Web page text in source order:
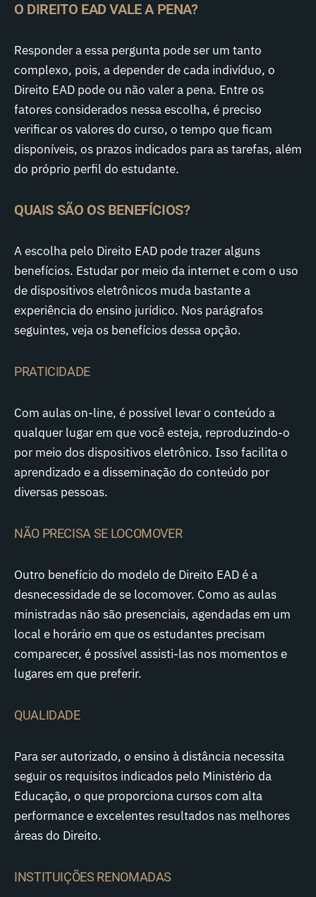
O DIREITO EAD VALE A PENA?
Responder a essa pergunta pode ser um tanto
complexo, pois, a depender de cada indivíduo, o
Direito EAD pode ou não valer a pena. Entre os
fatores considerados nessa escolha, é preciso
verificar os valores do curso, o tempo que ficam
disponíveis, os prazos indicados para as tarefas, além
do próprio perfil do estudante.
QUAIS SÃO OS BENEFÍCIOS?
A escolha pelo Direito EAD pode trazer alguns
benefícios. Estudar por meio da internet e com o uso
de dispositivos eletrônicos muda bastante a
experiência do ensino jurídico. Nos parágrafos
seguintes, veja os benefícios dessa opção.
PRATICIDADE
Com aulas on-line, é possível levar o conteúdo a
qualquer lugar em que você esteja, reproduzindo-o
por meio dos dispositivos eletrônico. Isso facilita o
aprendizado e a disseminação do conteúdo por
diversas pessoas.
NÃO PRECISA SE LOCOMOVER
Outro benefício do modelo de Direito EAD é a
desnecessidade de se locomover. Como as aulas
ministradas não são presenciais, agendadas em um
local e horário em que os estudantes precisam
comparecer, é possível assisti-las nos momentos e
lugares em que preferir.
QUALIDADE
Para ser autorizado, o ensino à distância necessita
seguir os requisitos indicados pelo Ministério da
Educação, o que proporciona cursos com alta
performance e excelentes resultados nas melhores
áreas do Direito.
INSTITUIÇÕES RENOMADAS